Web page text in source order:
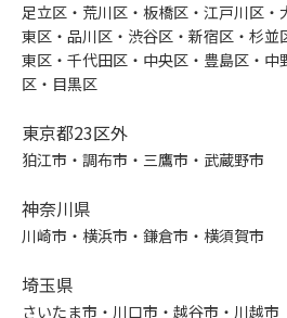
足立区・荒川区・板橋区・江戸川区
東区・品川区・渋谷区・新宿区・杉
東区・千代田区・中央区・豊島区・
区・目黒区
東京都23区外
狛江市・調布市・三鷹市・武蔵野市
神奈川県
川崎市・横浜市・鎌倉市・横須賀市
埼玉県
さいたま市・川口市・越谷市・川越市